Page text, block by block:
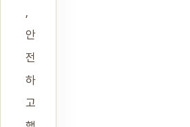
,
안
전
하
고